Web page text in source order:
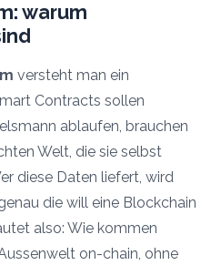
warum
versteht man ein
Contracts sollen
ablaufen, brauchen
Welt, die sie selbst
diese Daten liefert, wird
die will eine Blockchain
also: Wie kommen
on-chain, ohne